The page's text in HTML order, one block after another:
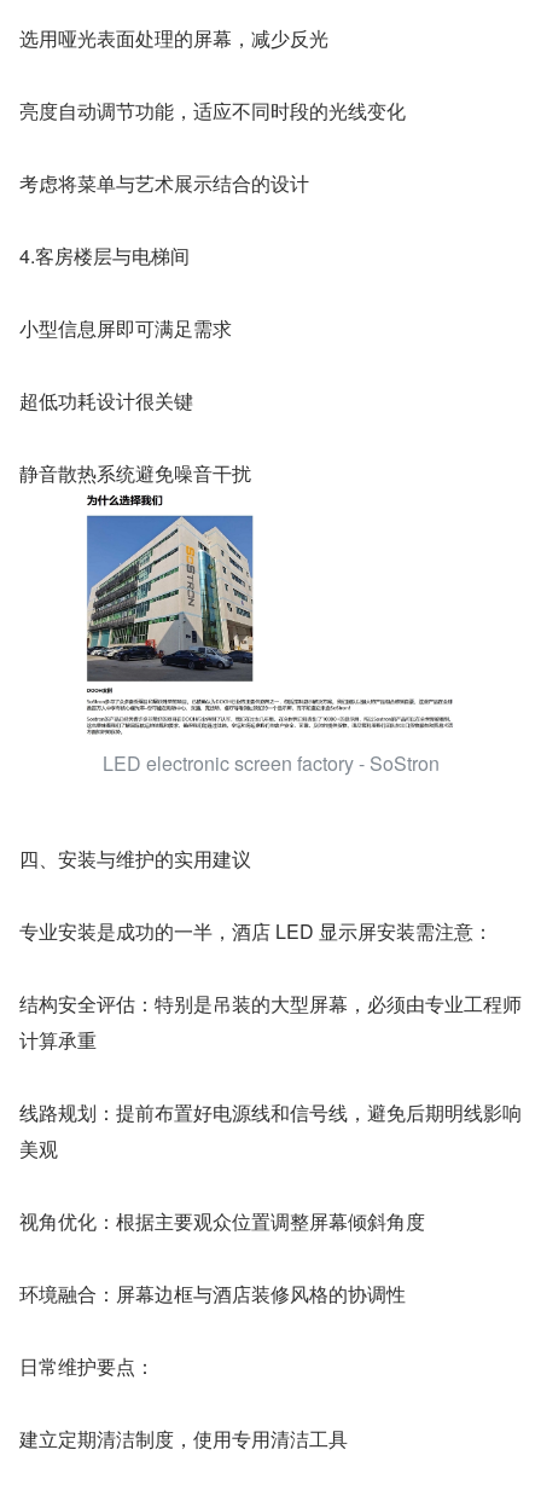
选用哑光表面处理的屏幕，减少反光
亮度自动调节功能，适应不同时段的光线变化
考虑将菜单与艺术展示结合的设计
4.客房楼层与电梯间
小型信息屏即可满足需求
超低功耗设计很关键
静音散热系统避免噪音干扰
LED electronic screen factory - SoStron
四、安装与维护的实用建议
专业安装是成功的一半，酒店 LED 显示屏安装需注意：
结构安全评估：特别是吊装的大型屏幕，必须由专业工程师
计算承重
线路规划：提前布置好电源线和信号线，避免后期明线影响
美观
视角优化：根据主要观众位置调整屏幕倾斜角度
环境融合：屏幕边框与酒店装修风格的协调性
日常维护要点：
建立定期清洁制度，使用专用清洁工具